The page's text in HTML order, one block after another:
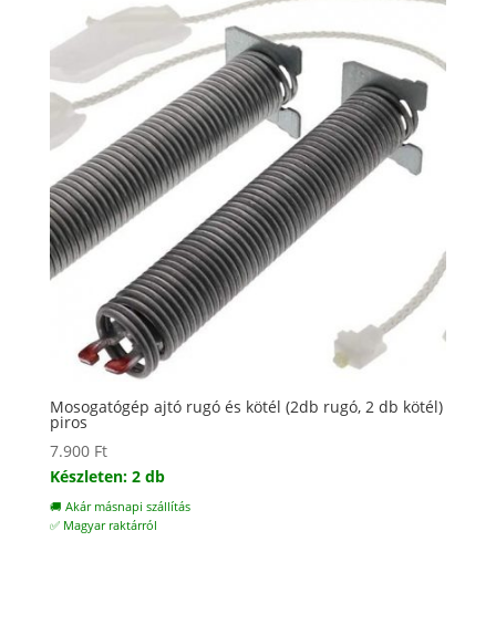
Mosogatógép ajtó rugó és kötél (2db rugó, 2 db kötél)
piros
7.900 Ft
Készleten: 2 db
🚚 Akár másnapi szállítás
✅ Magyar raktárról